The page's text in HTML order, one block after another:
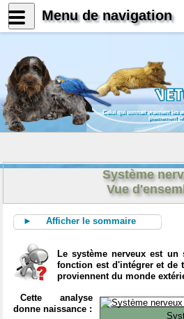
Celui qui connait vraiment les
pleinement le
Système
Vue
► Afficher le sommaire
Le système nerveux est
fonction est d'intégrer et de
proviennent du monde
Cette analyse
donne naissance :
Menu de navigation